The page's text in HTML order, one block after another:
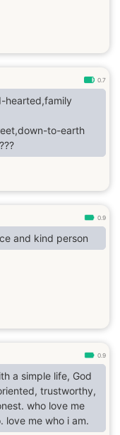
0.7
hearted,family
to-earth
0.9
and kind person
0.9
a simple life, God
trustworthy,
who love me
love me who i am.